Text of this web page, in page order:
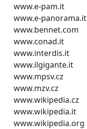
www.e-pam.it
www.e-panorama.it
www.bennet.com
www.conad.it
www.interdis.it
www.ilgigante.it
www.mpsv.cz
www.mzv.cz
www.wikipedia.cz
www.wikipedia.it
www.wikipedia.org